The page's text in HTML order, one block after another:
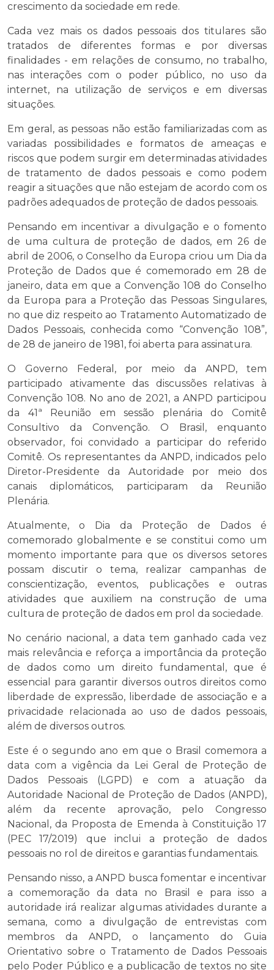
crescimento da sociedade em rede.
Cada vez mais os dados pessoais dos titulares são
tratados de diferentes formas e por diversas
finalidades - em relações de consumo, no trabalho,
nas interações com o poder público, no uso da
internet, na utilização de serviços e em diversas
situações.
Em geral, as pessoas não estão familiarizadas com as
variadas possibilidades e formatos de ameaças e
riscos que podem surgir em determinadas atividades
de tratamento de dados pessoais e como podem
reagir a situações que não estejam de acordo com os
padrões adequados de proteção de dados pessoais.
Pensando em incentivar a divulgação e o fomento
de uma cultura de proteção de dados, em 26 de
abril de 2006, o Conselho da Europa criou um Dia da
Proteção de Dados que é comemorado em 28 de
janeiro, data em que a Convenção 108 do Conselho
da Europa para a Proteção das Pessoas Singulares,
no que diz respeito ao Tratamento Automatizado de
Dados Pessoais, conhecida como “Convenção 108”,
de 28 de janeiro de 1981, foi aberta para assinatura.
O Governo Federal, por meio da ANPD, tem
participado ativamente das discussões relativas à
Convenção 108. No ano de 2021, a ANPD participou
da 41ª Reunião em sessão plenária do Comitê
Consultivo da Convenção. O Brasil, enquanto
observador, foi convidado a participar do referido
Comitê. Os representantes da ANPD, indicados pelo
Diretor-Presidente da Autoridade por meio dos
canais diplomáticos, participaram da Reunião
Plenária.
Atualmente, o Dia da Proteção de Dados é
comemorado globalmente e se constitui como um
momento importante para que os diversos setores
possam discutir o tema, realizar campanhas de
conscientização, eventos, publicações e outras
atividades que auxiliem na construção de uma
cultura de proteção de dados em prol da sociedade.
No cenário nacional, a data tem ganhado cada vez
mais relevância e reforça a importância da proteção
de dados como um direito fundamental, que é
essencial para garantir diversos outros direitos como
liberdade de expressão, liberdade de associação e a
privacidade relacionada ao uso de dados pessoais,
além de diversos outros.
Este é o segundo ano em que o Brasil comemora a
data com a vigência da Lei Geral de Proteção de
Dados Pessoais (LGPD) e com a atuação da
Autoridade Nacional de Proteção de Dados (ANPD),
além da recente aprovação, pelo Congresso
Nacional, da Proposta de Emenda à Constituição 17
(PEC 17/2019) que inclui a proteção de dados
pessoais no rol de direitos e garantias fundamentais.
Pensando nisso, a ANPD busca fomentar e incentivar
a comemoração da data no Brasil e para isso a
autoridade irá realizar algumas atividades durante a
semana, como a divulgação de entrevistas com
membros da ANPD, o lançamento do Guia
Orientativo sobre o Tratamento de Dados Pessoais
pelo Poder Público e a publicação de textos no site